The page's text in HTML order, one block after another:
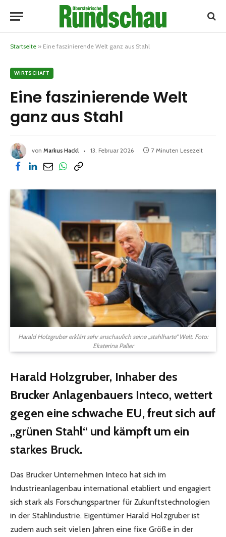
Startseite » Eine faszinierende Welt ganz aus Stahl
WIRTSCHAFT
Eine faszinierende Welt
ganz aus Stahl
von Markus Hackl 13. Februar 2026 7 Minuten Lesezeit
Harald Holzgruber erklärt sehr anschaulich seine „stahlharte“ Welt. Foto:
Ekaterina Paller
Harald Holzgruber, Inhaber des
Brucker Anlagenbauers Inteco, wettert
gegen eine schwache EU, freut sich auf
„grünen Stahl“ und kämpft um ein
starkes Bruck.
Das Brucker Unternehmen Inteco hat sich im
Industrieanlagenbau international etabliert und engagiert
sich stark als Forschungspartner für Zukunftstechnologien
in der Stahlindustrie. Eigentümer Harald Holzgruber ist
zudem auch seit vielen Jahren eine fixe Größe in der